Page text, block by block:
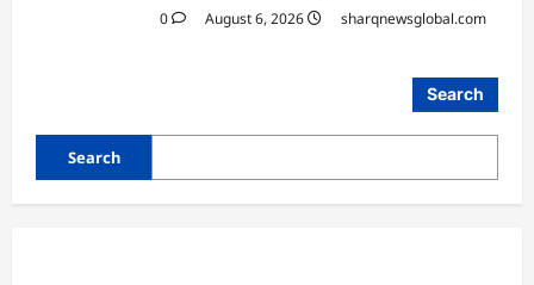
sharqnewsglobal.com
0
Search
Search